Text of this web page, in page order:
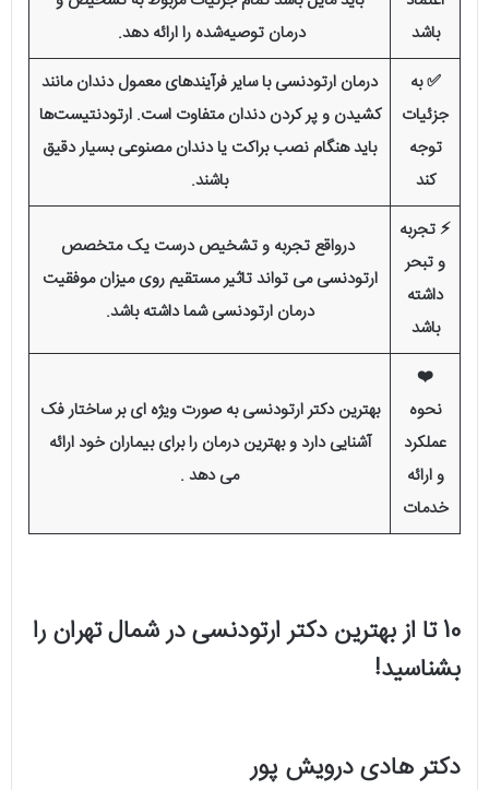
باشد
درمان توصیه‌شده را ارائه دهد.
✅ به
جزئیات
توجه
کند
درمان ارتودنسی با سایر فرآیندهای معمول دندان مانند
کشیدن و پر کردن دندان متفاوت است. ارتودنتیست‌ها
باید هنگام نصب براکت یا دندان مصنوعی بسیار دقیق
باشند.
⚡️ تجربه
و تبحر
داشته
باشد
درواقع تجربه و تشخیص درست یک متخصص
ارتودنسی می تواند تاثیر مستقیم روی میزان موفقیت
درمان ارتودنسی شما داشته باشد.
❤️
نحوه
عملکرد
و ارائه
خدمات
بهترین دکتر ارتودنسی به صورت ویژه ای بر ساختار فک
آشنایی دارد و بهترین درمان را برای بیماران خود ارائه
می دهد .
10 تا از بهترین دکتر ارتودنسی در شمال تهران را
بشناسید!
دکتر هادی درویش پور